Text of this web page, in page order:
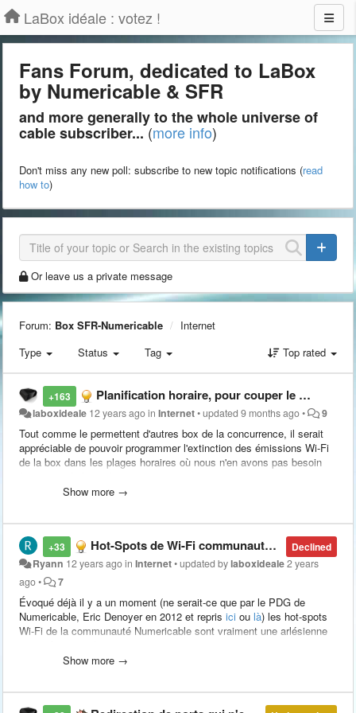
LaBox idéale : votez !
Fans Forum, dedicated to LaBox
by Numericable & SFR
and more generally to the whole universe of
cable subscriber...(more info)
Don't miss any new poll: subscribe to new topic notifications (read
how to)
Or leave us a private message
Forum: Box SFR-Numericable
Internet
Type
Status Tag Top rated
+163 Planification horaire, pour couper le Wi-Fi la nuit par exemple
laboxideale 12 years agoinInternet•updated9 months ago• 9
Tout comme le permettent d'autres box de la concurrence, il serait
appréciable de pouvoir programmer l'extinction des émissions Wi-Fi
de la box dans les plages horaires où nous n'en avons pas besoin
de ne pas dormir dans un bain d'ondes électro-magnétiques...
Show more →
+33 Declined
Hot-Spots de Wi-Fi communautaire sur box câble Numericable-SFR
Ryann 12 years agoinInternet•updated bylaboxideale2 years
ago• 7
Évoqué déjà il y a un moment (ne serait-ce que par le PDG de
Numericable, Eric Denoyer en 2012 et repris ici ou là) les hot-spots
Wi-Fi de la communauté Numericable sont vraiment une arlésienne
mois... Mais toujours rien.
Show more →